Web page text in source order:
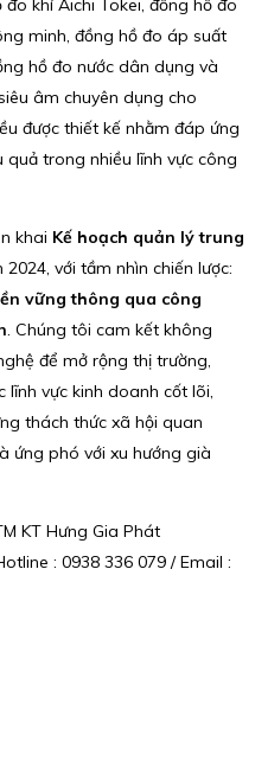
khí Aichi Tokei, đồng hồ đo
minh, đồng hồ đo áp suất
hồ đo nước dân dụng và
âm chuyên dụng cho
được thiết kế nhằm đáp ứng
quả trong nhiều lĩnh vực công
khai Kế hoạch quản lý trung
với tầm nhìn chiến lược:
vững thông qua công
. Chúng tôi cam kết không
để mở rộng thị trường,
vực kinh doanh cốt lõi,
thách thức xã hội quan
ứng phó với xu hướng già
KT Hưng Gia Phát
: 0938 336 079 / Email :